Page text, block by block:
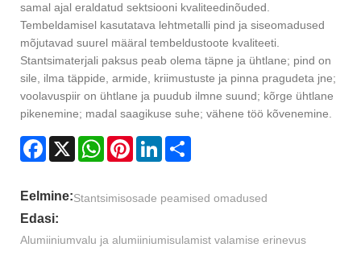
samal ajal eraldatud sektsiooni kvaliteedinõuded.
Tembeldamisel kasutatava lehtmetalli pind ja siseomadused
mõjutavad suurel määral tembeldustoote kvaliteeti.
Stantsimaterjali paksus peab olema täpne ja ühtlane; pind on
sile, ilma täppide, armide, kriimustuste ja pinna pragudeta jne;
voolavuspiir on ühtlane ja puudub ilmne suund; kõrge ühtlane
pikenemine; madal saagikuse suhe; vähene töö kõvenemine.
Facebook
X WhatsAppPinterestLinkedIn
Eelmine:Stantsimisosade peamised omadused
Edasi:
Alumiiniumvalu ja alumiiniumisulamist valamise erinevus